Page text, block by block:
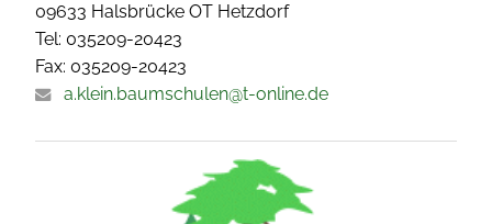
09633 Halsbrücke OT Hetzdorf
Tel: 035209-20423
Fax: 035209-20423
a.klein.baumschulen@t-online.de